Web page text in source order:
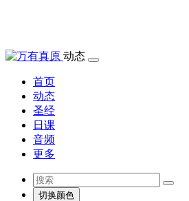
动态
首页
动态
圣经
日课
音频
更多
切换颜色